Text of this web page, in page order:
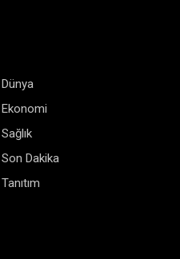
Dünya
Ekonomi
Sağlık
Son Dakika
Tanıtım